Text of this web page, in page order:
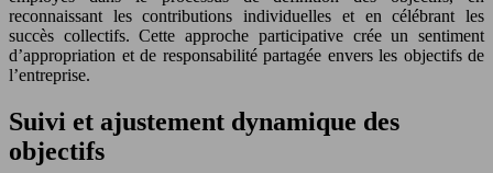
reconnaissant les contributions individuelles et en célébrant les
succès collectifs. Cette approche participative crée un sentiment
d’appropriation et de responsabilité partagée envers les objectifs de
l’entreprise.
Suivi et ajustement dynamique des
objectifs